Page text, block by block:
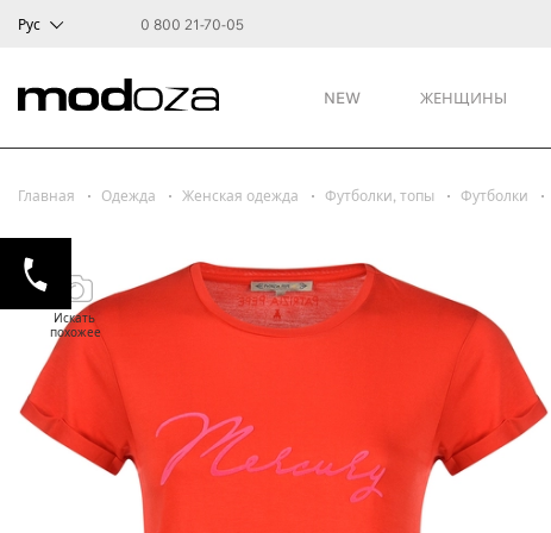
Рус 0 800 21-70-05
NEW ЖЕНЩИНЫ
Главная Одежда Женская одежда Футболки, топы Футболки
Искать
похожее